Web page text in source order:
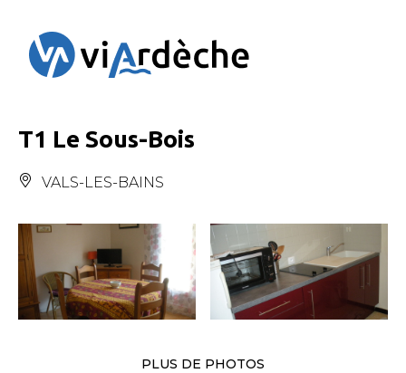
T1 Le Sous-Bois
VALS-LES-BAINS
PLUS DE PHOTOS